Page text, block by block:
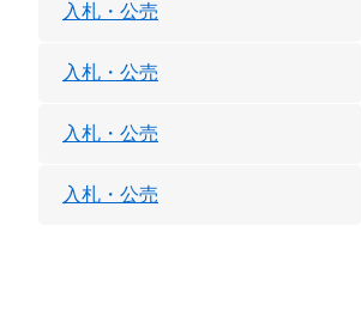
入札・公売
入札・公売
入札・公売
入札・公売